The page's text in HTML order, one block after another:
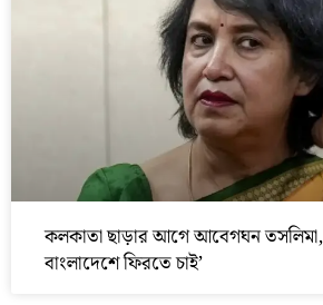
কলকাতা ছাড়ার আগে আবেগঘন
বাংলাদেশে ফিরতে চাই’